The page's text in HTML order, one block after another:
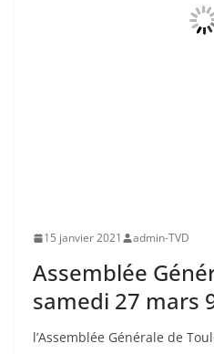
15 janvier 2021 admin-TVD
Assemblée
samedi 27 mars
l’Assemblée Générale de